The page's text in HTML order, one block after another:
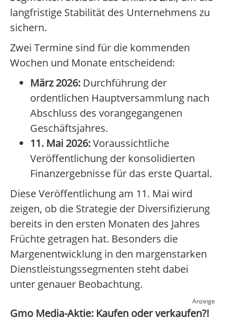
langfristige Stabilität des Unternehmens zu
sichern.
Zwei Termine sind für die kommenden
Wochen und Monate entscheidend:
März 2026: Durchführung der
ordentlichen Hauptversammlung nach
Abschluss des vorangegangenen
Geschäftsjahres.
11. Mai 2026:Voraussichtliche
Veröffentlichung der konsolidierten
Finanzergebnisse für das erste Quartal.
Diese Veröffentlichung am 11. Mai wird
zeigen, ob die Strategie der Diversifizierung
bereits in den ersten Monaten des Jahres
Früchte getragen hat. Besonders die
Margenentwicklung in den margenstarken
Dienstleistungssegmenten steht dabei
unter genauer Beobachtung.
Anzeige
Gmo Media-Aktie: Kaufen oder verkaufen?!